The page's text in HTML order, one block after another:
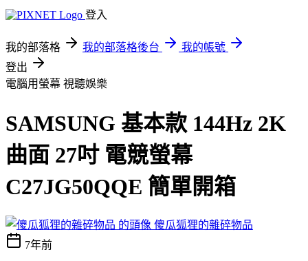
登入
我的部落格 我的部落格後台
我的帳號
登出
電腦用螢幕 視聽娛樂
SAMSUNG 基本款 144Hz 2K
曲面 27吋 電競螢幕
C27JG50QQE 簡單開箱
傻瓜狐狸的雜碎物品
7年前